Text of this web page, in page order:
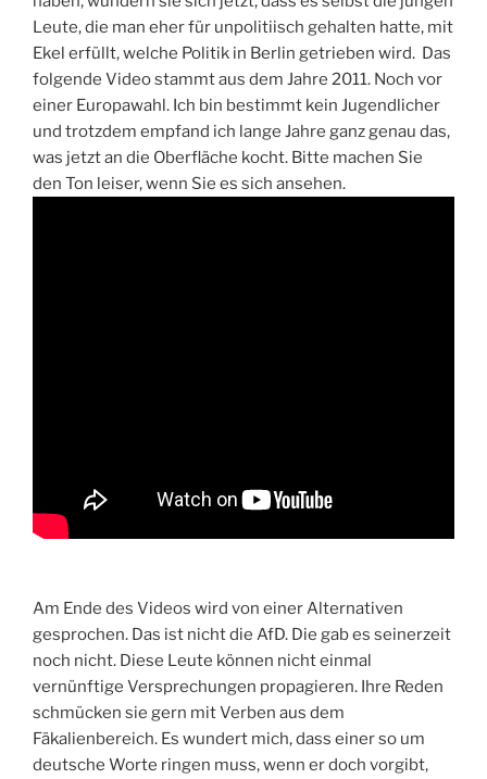
Leute, die man eher für unpolitiisch gehalten hatte, mit
Ekel erfüllt, welche Politik in Berlin getrieben wird. Das
folgende Video stammt aus dem Jahre 2011. Noch vor
einer Europawahl. Ich bin bestimmt kein Jugendlicher
und trotzdem empfand ich lange Jahre ganz genau das,
was jetzt an die Oberfläche kocht. Bitte machen Sie
den Ton leiser, wenn Sie es sich ansehen.
Am Ende des Videos wird von einer Alternativen
gesprochen. Das ist nicht die AfD. Die gab es seinerzeit
noch nicht. Diese Leute können nicht einmal
vernünftige Versprechungen propagieren. Ihre Reden
schmücken sie gern mit Verben aus dem
Fäkalienbereich. Es wundert mich, dass einer so um
deutsche Worte ringen muss, wenn er doch vorgibt,